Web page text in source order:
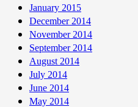
January 2015
December 2014
November 2014
September 2014
August 2014
July 2014
June 2014
May 2014